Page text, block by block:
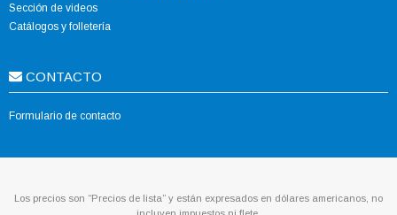
Sección de videos
Catálogos y folletería
CONTACTO
Formulario de contacto
Los precios son “Precios de lista” y están expresados en dólares americanos, no